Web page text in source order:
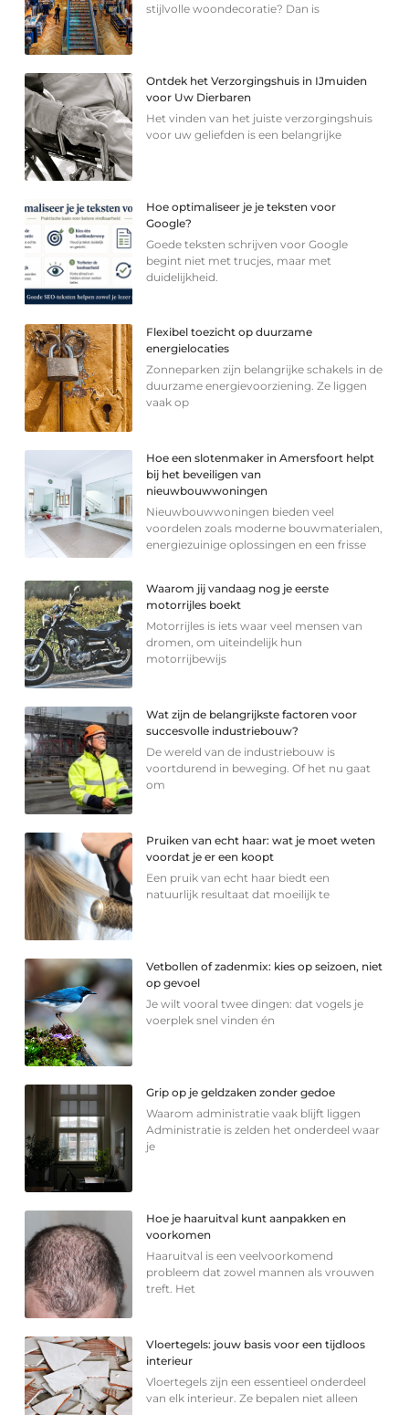
stijlvolle woondecoratie? Dan is
Ontdek het Verzorgingshuis in IJmuiden
voor Uw Dierbaren
Het vinden van het juiste verzorgingshuis
voor uw geliefden is een belangrijke
Hoe optimaliseer je je teksten voor
Google?
Goede teksten schrijven voor Google
begint niet met trucjes, maar met
duidelijkheid.
Flexibel toezicht op duurzame
energielocaties
Zonneparken zijn belangrijke schakels in de
duurzame energievoorziening. Ze liggen
vaak op
Hoe een slotenmaker in Amersfoort helpt
bij het beveiligen van
nieuwbouwwoningen
Nieuwbouwwoningen bieden veel
voordelen zoals moderne bouwmaterialen,
energiezuinige oplossingen en een frisse
Waarom jij vandaag nog je eerste
motorrijles boekt
Motorrijles is iets waar veel mensen van
dromen, om uiteindelijk hun
motorrijbewijs
Wat zijn de belangrijkste factoren voor
succesvolle industriebouw?
De wereld van de industriebouw is
voortdurend in beweging. Of het nu gaat
om
Pruiken van echt haar: wat je moet weten
voordat je er een koopt
Een pruik van echt haar biedt een
natuurlijk resultaat dat moeilijk te
Vetbollen of zadenmix: kies op seizoen, niet
op gevoel
Je wilt vooral twee dingen: dat vogels je
voerplek snel vinden én
Grip op je geldzaken zonder gedoe
Waarom administratie vaak blijft liggen
Administratie is zelden het onderdeel waar
je
Hoe je haaruitval kunt aanpakken en
voorkomen
Haaruitval is een veelvoorkomend
probleem dat zowel mannen als vrouwen
treft. Het
Vloertegels: jouw basis voor een tijdloos
interieur
Vloertegels zijn een essentieel onderdeel
van elk interieur. Ze bepalen niet alleen